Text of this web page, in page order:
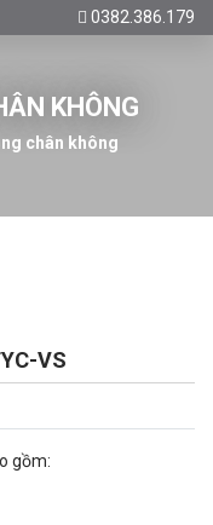
0382.386.179
KHÔNG
chân không
VS
gồm: